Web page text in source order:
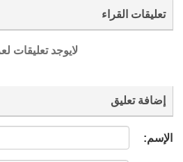
تعليقات القراء
لايوجد تعليقات
إضافة تعليق
الإسم: